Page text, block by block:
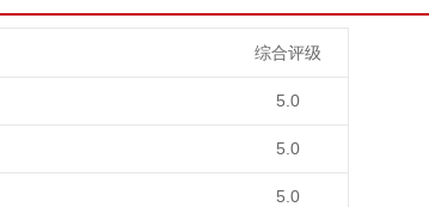
综合评级
5.0
5.0
5.0